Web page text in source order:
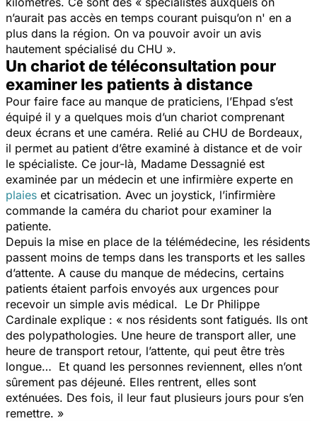
n’aurait pas accès en temps courant puisqu’on n' en a
plus dans la région. On va pouvoir avoir un avis
hautement spécialisé du CHU ».
Un chariot de téléconsultation pour
examiner les patients à distance
Pour faire face au manque de praticiens, l’Ehpad s’est
équipé il y a quelques mois d’un chariot comprenant
deux écrans et une caméra. Relié au CHU de Bordeaux,
il permet au patient d’être examiné à distance et de voir
le spécialiste. Ce jour-là, Madame Dessagnié est
examinée par un médecin et une infirmière experte en
plaies et cicatrisation. Avec un joystick, l’infirmière
commande la caméra du chariot pour examiner la
patiente.
Depuis la mise en place de la télémédecine, les résidents
passent moins de temps dans les transports et les salles
d’attente. A cause du manque de médecins, certains
patients étaient parfois envoyés aux urgences pour
recevoir un simple avis médical. Le Dr Philippe
Cardinale explique : « nos résidents sont fatigués. Ils ont
des polypathologies. Une heure de transport aller, une
heure de transport retour, l’attente, qui peut être très
longue… Et quand les personnes reviennent, elles n’ont
sûrement pas déjeuné. Elles rentrent, elles sont
exténuées. Des fois, il leur faut plusieurs jours pour s’en
remettre. »